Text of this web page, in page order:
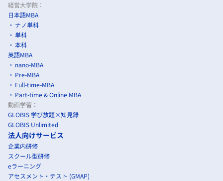
経営大学院：
日本語MBA
ナノ単科
単科
本科
英語MBA
nano-MBA
Pre-MBA
Full-time-MBA
Part-time & Online MBA
動画学習：
GLOBIS 学び放題×知見録
GLOBIS Unlimited
法人向けサービス
企業内研修
スクール型研修
eラーニング
アセスメント・テスト (GMAP)